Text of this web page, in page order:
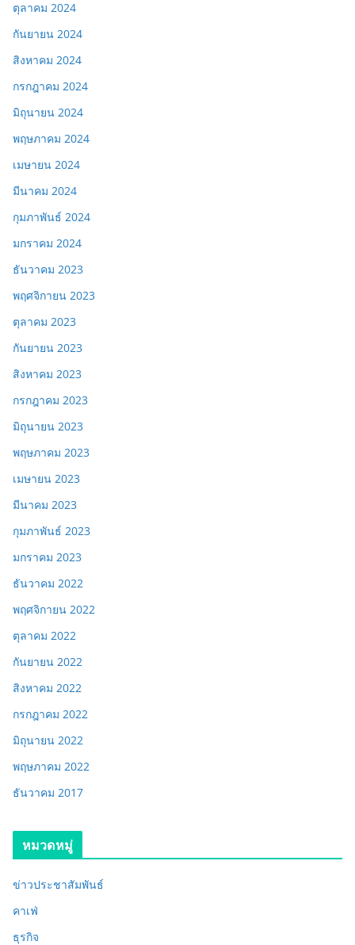
ตุลาคม 2024
กันยายน 2024
สิงหาคม 2024
กรกฎาคม 2024
มิถุนายน 2024
พฤษภาคม 2024
เมษายน 2024
มีนาคม 2024
กุมภาพันธ์ 2024
มกราคม 2024
ธันวาคม 2023
พฤศจิกายน 2023
ตุลาคม 2023
กันยายน 2023
สิงหาคม 2023
กรกฎาคม 2023
มิถุนายน 2023
พฤษภาคม 2023
เมษายน 2023
มีนาคม 2023
กุมภาพันธ์ 2023
มกราคม 2023
ธันวาคม 2022
พฤศจิกายน 2022
ตุลาคม 2022
กันยายน 2022
สิงหาคม 2022
กรกฎาคม 2022
มิถุนายน 2022
พฤษภาคม 2022
ธันวาคม 2017
หมวดหมู่
ข่าวประชาสัมพันธ์
คาเฟ่
ธุรกิจ